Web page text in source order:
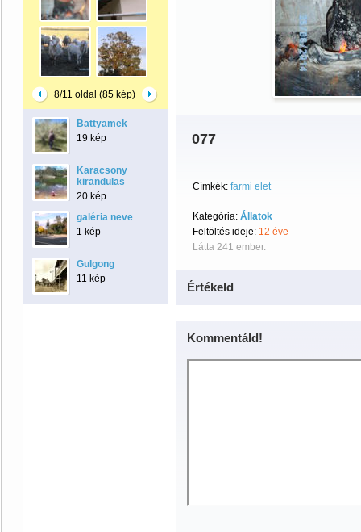
8/11 oldal (85 kép)
Battyamek
19 kép
Karacsony
kirandulas
20 kép
galéria neve
1 kép
Gulgong
11 kép
077
Címkék: farmi elet
Kategória: Állatok
Feltöltés ideje: 12 éve
Látta 241 ember.
Értékeld
Kommentáld!